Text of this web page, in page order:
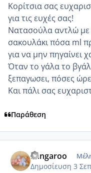
Koρίτσια σας
για τις ευχές σας!
Νατασούλα αντλώ με
σακουλάκι πόσα ml
για να μην πηγαίνει
Όταν το γάλα το
ξεπαγωσει, πόσες
Και πάλι σας
Παράθεση
kangaroo
Δημοσίευση 3